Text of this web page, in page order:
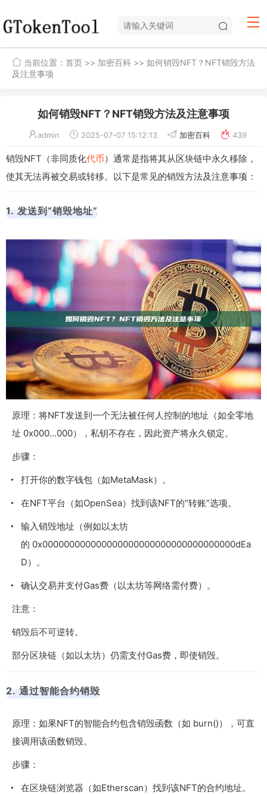
当前位置： 首页 >> 加密百科 >> 如何销毁NFT？NFT销毁方法
及注意事项
如何销毁NFT？NFT销毁方法及注意事项
admin 2025-07-07 15:12:13 加密百科 439
销毁NFT（非同质化代币）通常是指将其从区块链中永久移除，
使其无法再被交易或转移。以下是常见的销毁方法及注意事项：
1. 发送到“销毁地址”
原理：将NFT发送到一个无法被任何人控制的地址（如全零地
址 0x000...000），私钥不存在，因此资产将永久锁定。
步骤：
打开你的数字钱包（如MetaMask）。
在NFT平台（如OpenSea）找到该NFT的“转账”选项。
输入销毁地址（例如以太坊
的 0x000000000000000000000000000000000000dEa
D）。
确认交易并支付Gas费（以太坊等网络需付费）。
注意：
销毁后不可逆转。
部分区块链（如以太坊）仍需支付Gas费，即使销毁。
2. 通过智能合约销毁
原理：如果NFT的智能合约包含销毁函数（如 burn()），可直
接调用该函数销毁。
步骤：
在区块链浏览器（如Etherscan）找到该NFT的合约地址。